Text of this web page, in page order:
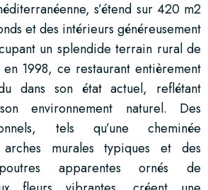
s’étend sur 420 m2
et des intérieurs généreusement
un splendide terrain rural de
1998, ce restaurant entièrement
dans son état actuel, reflétant
environnement naturel. Des
tels qu’une cheminée
murales typiques et des
apparentes ornés de